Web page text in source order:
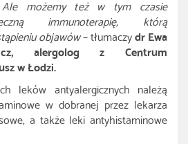
Ale możemy też w tym czasie
immunoterapię, którą
objawów– tłumaczydr Ewa
alergolog z Centrum
w Łodzi.
leków antyalergicznych należą
w dobranej przez lekarza
a także leki antyhistaminowe